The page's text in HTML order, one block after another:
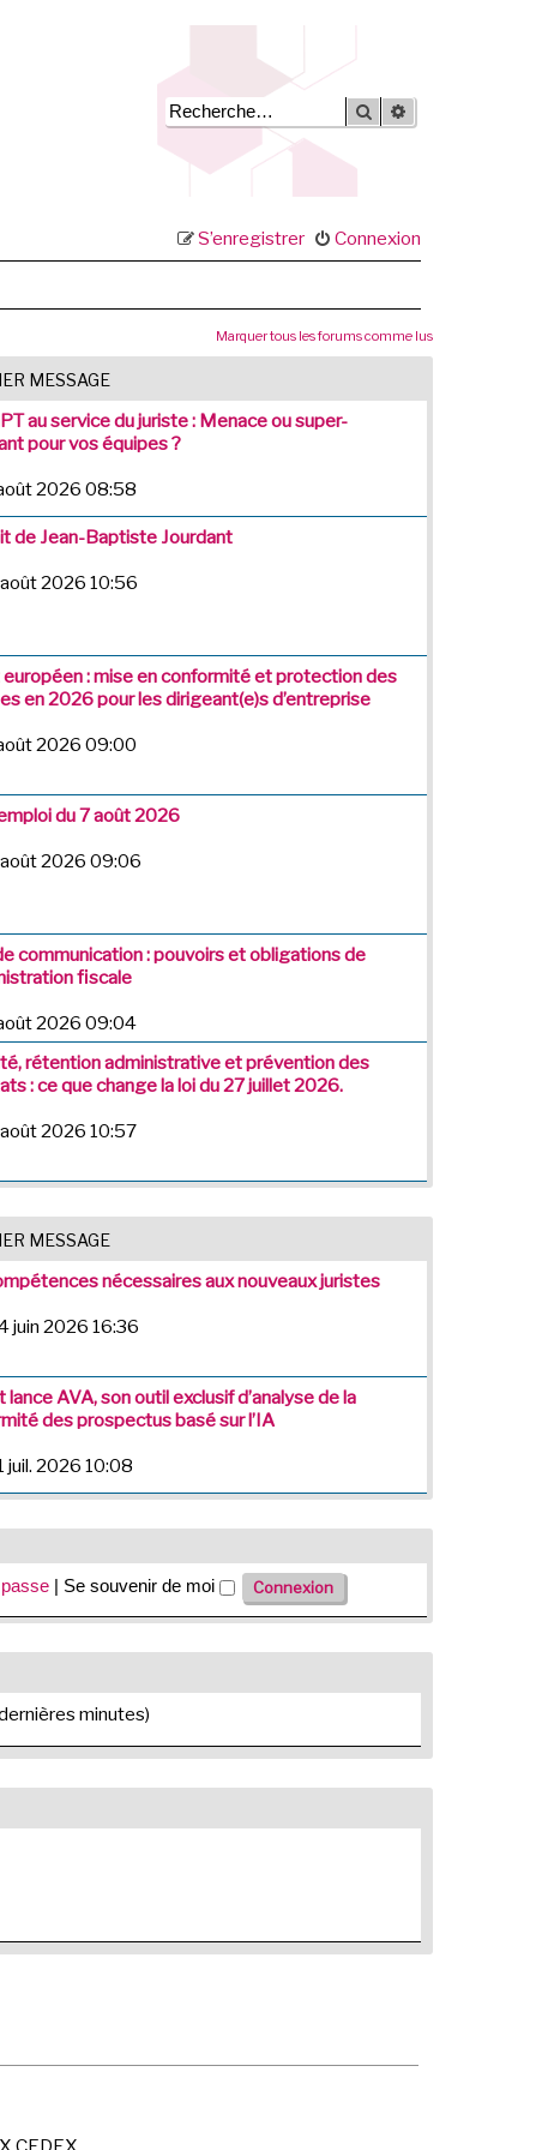
Rechercher
Connexion
S’enregistrer
Marquer tous les forums comme lus
MESSAGE
au service du juriste : Menace ou super-
pour vos équipes ?
2026 08:58
de Jean-Baptiste Jourdant
2026 10:56
: mise en conformité et protection des
en 2026 pour les dirigeant(e)s d’entreprise
2026 09:00
du 7 août 2026
2026 09:06
communication : pouvoirs et obligations de
fiscale
2026 09:04
rétention administrative et prévention des
: ce que change la loi du 27 juillet 2026.
2026 10:57
MESSAGE
nécessaires aux nouveaux juristes
juin 2026 16:36
lance AVA, son outil exclusif d’analyse de la
des prospectus basé sur l’IA
juil. 2026 10:08
| Se souvenir de moi
minutes)